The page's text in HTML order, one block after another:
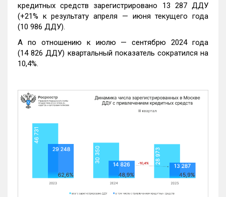
кредитных средств зарегистрировано 13 287 ДДУ
(+21% к результату апреля — июня текущего года
(10 986 ДДУ).
А по отношению к июлю — сентябрю 2024 года
(14 826 ДДУ) квартальный показатель сократился на
10,4%.